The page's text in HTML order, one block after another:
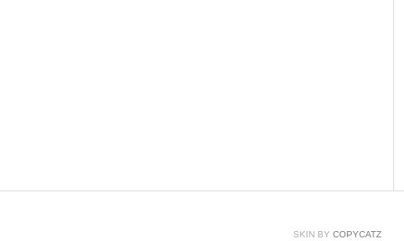
SKIN BY COPYCATZ